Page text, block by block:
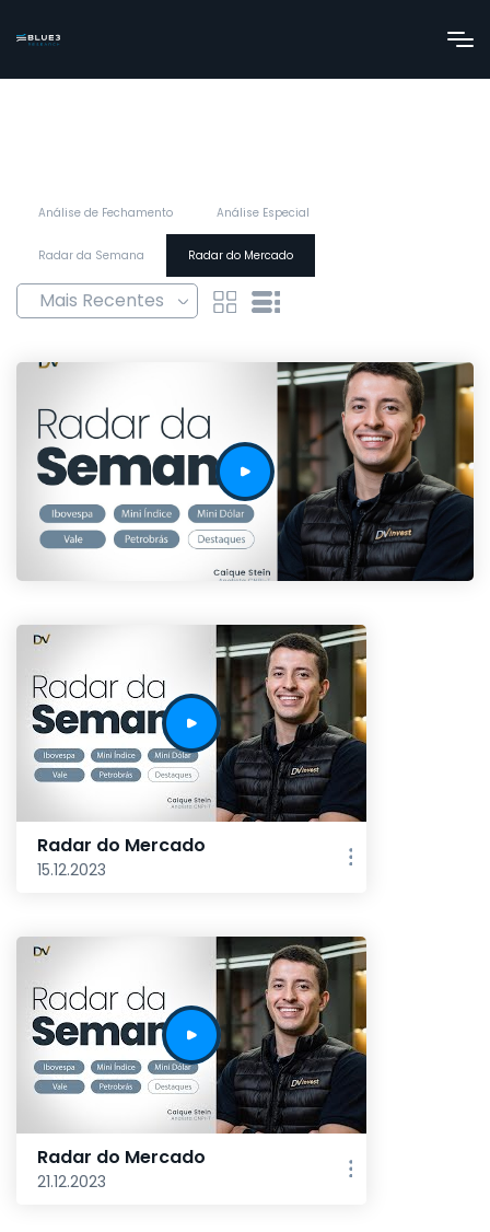
Análise de Fechamento Análise Especial
Radar da Semana Radar do Mercado
Radar do Mercado
15.12.2023
Radar do Mercado
21.12.2023